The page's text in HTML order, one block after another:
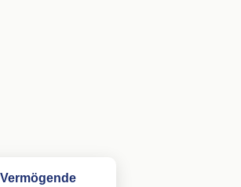
Vermögende